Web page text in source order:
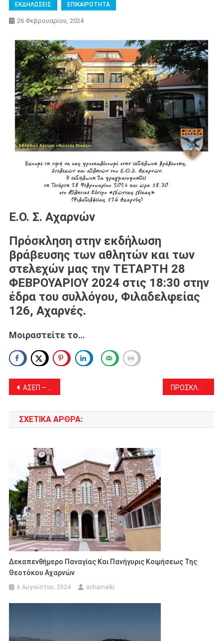
ΕΚΔΗΛΩΣΕΙΣ ΕΠΙΚΑΙΡΟΤΗΤΑ
26 Φεβρουαρίου, 2024
Ε.Ο. Σ. Αχαρνών
Πρόσκληση στην εκδήλωση
βράβευσης των αθλητών και των
στελεχών μας την ΤΕΤΑΡΤΗ 28
ΦΕΒΡΟΥΑΡΙΟΥ 2024 στις 18:30 στην
έδρα του συλλόγου, Φιλαδελφείας
126, Αχαρνές.
Μοιραστείτε το…
Πλοήγηση
άρθρων
ΑΣΕΠ – Προσλήψεις: Όλοι οι διαγωνισμοί για 2.000 θέσεις τους επόμενους μήνες
ΣΧΕΤΙΚΆ ΆΡΘΡΑ:
Δεκαπενθήμερο Παναγίας Και Πανήγυρις Κοιμήσεως Της
Θεοτόκου Αχαρνών
6 Αυγούστου, 2024 acharnaiki